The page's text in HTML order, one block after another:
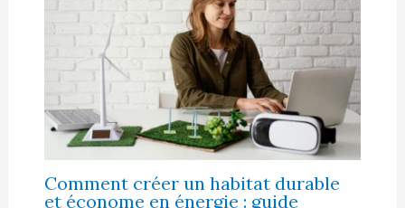
Comment créer un habitat durable
et économe en énergie : guide